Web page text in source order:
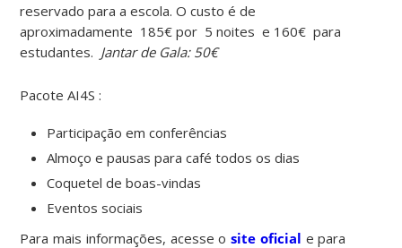
reservado para a escola. O custo é de
aproximadamente 185€ por 5 noites e 160€ para
estudantes. Jantar de Gala: 50€
Pacote AI4S :
Participação em conferências
Almoço e pausas para café todos os dias
Coquetel de boas-vindas
Eventos sociais
Para mais informações, acesse osite oficial e para